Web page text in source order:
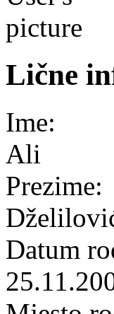
Lične
Ime:
Ali
Prezime:
Datum